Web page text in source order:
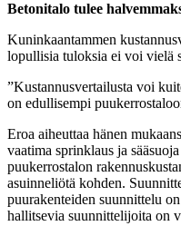
Betonitalo tulee
Kuninkaantammen
lopullisia tuloksia ei voi vielä
”Kustannusvertailusta voi
on edullisempi
Eroa aiheuttaa hänen
vaatima sprinklaus ja
puukerrostalon
asuinneliötä kohden.
puurakenteiden suunnittelu
hallitsevia suunnittelijoita on